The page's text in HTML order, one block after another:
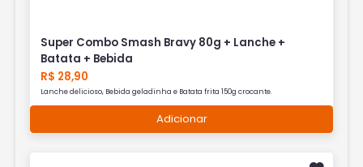
Super Combo Smash Bravy 80g + Lanche +
Batata + Bebida
R$ 28,90
Lanche delicioso, Bebida geladinha e Batata frita 150g crocante.
Adicionar